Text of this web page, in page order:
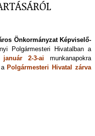
Önkormányzat Képviselő-
Polgármesteri Hivatalban a
január 2-3-ai
munkanapokra
Polgármesteri Hivatal zárva